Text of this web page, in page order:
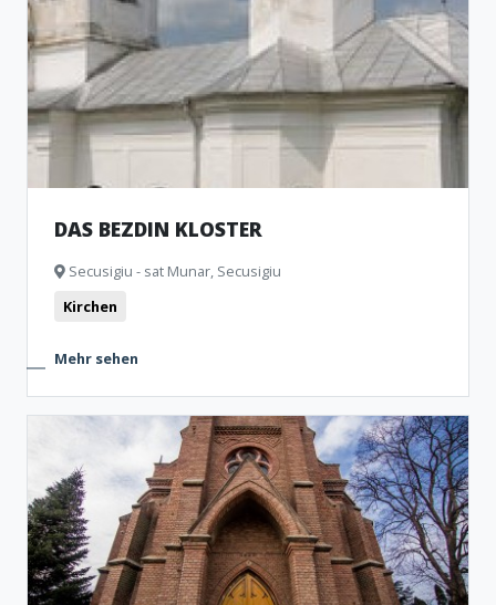
DAS BEZDIN KLOSTER
Secusigiu - sat Munar, Secusigiu
Kirchen
Mehr sehen